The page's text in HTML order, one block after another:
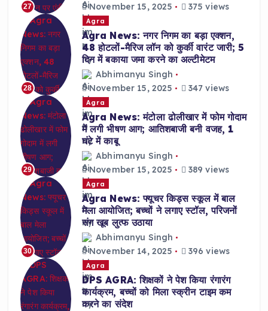
27
November 15, 2025
375 views
28
Agra
Agra News: नगर निगम का बड़ा एक्शन,
48 होटलों-मैरिज लॉन को कुर्की वारंट जारी; 5
दिन में बकाया जमा करने का अल्टीमेटम
Abhimanyu Singh
November 15, 2025
347 views
29
Agra
Agra News: मंटोला ढोलीखार में फोम गोदाम
में लगी भीषण आग; आतिशबाजी बनी वजह, 1
घंटे में काबू
Abhimanyu Singh
November 15, 2025
389 views
30
Agra
Agra News: फ्यूचर किड्स स्कूल में बाल
मेला आयोजित; बच्चों ने लगाए स्टॉल, परिजनों
संग खूब लुत्फ उठाया
Abhimanyu Singh
November 14, 2025
396 views
Agra
DPS AGRA: शिक्षकों ने पेश किया रंगारंग
कार्यक्रम, बच्चों को मिला स्क्रीन टाइम कम
करने का संदेश